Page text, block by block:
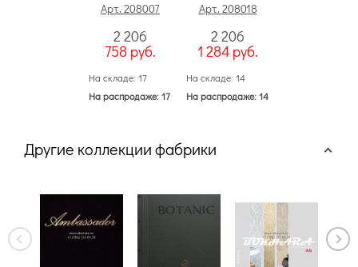
Арт. 208007
2 206
758 руб.
На складе: 17
На распродаже: 17
Арт. 208018
2 206
1 284 руб.
На складе: 14
На распродаже: 14
Другие коллекции фабрики